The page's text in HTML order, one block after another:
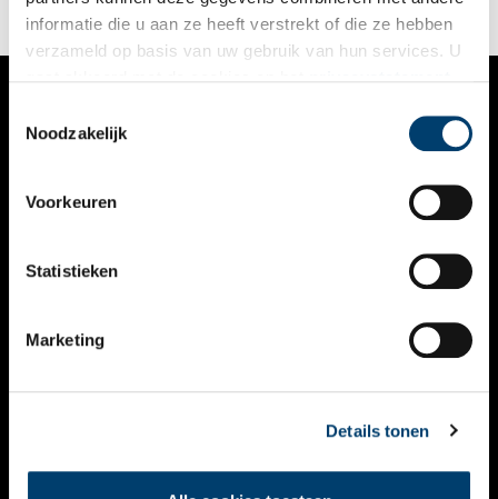
informatie die u aan ze heeft verstrekt of die ze hebben
verzameld op basis van uw gebruik van hun services. U
Noodzakelijk
Voorkeuren
Statistieken
Marketing
Details tonen
VERHALEN
KALENDER
THEMA’S
VIDEO’S
CONTACT